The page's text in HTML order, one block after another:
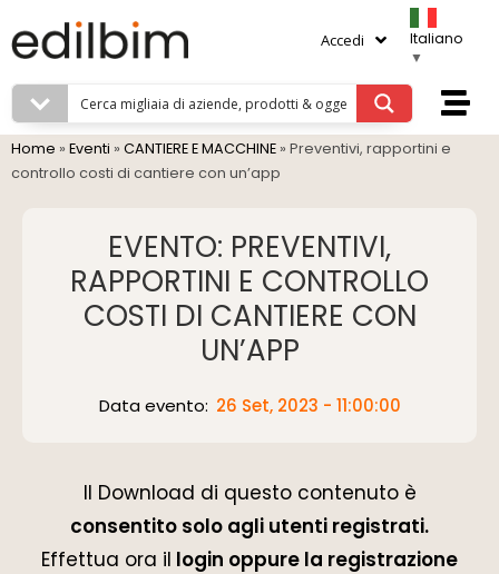
Accedi
Italiano
▼
Home » Eventi » CANTIERE E MACCHINE » Preventivi, rapportini e
controllo costi di cantiere con un’app
EVENTO: PREVENTIVI,
RAPPORTINI E CONTROLLO
COSTI DI CANTIERE CON
UN’APP
Data evento: 26 Set, 2023 - 11:00:00
Il Download di questo contenuto è
consentito solo agli utenti registrati.
Effettua ora il login oppure la registrazione